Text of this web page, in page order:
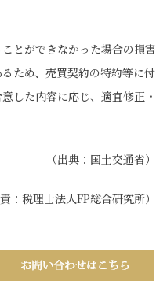
とができなかった場合の損害
ため、売買契約の特約等に付
した内容に応じ、適宜修正・
（出典：国土交通省）
責：税理士法人FP総合研究所）